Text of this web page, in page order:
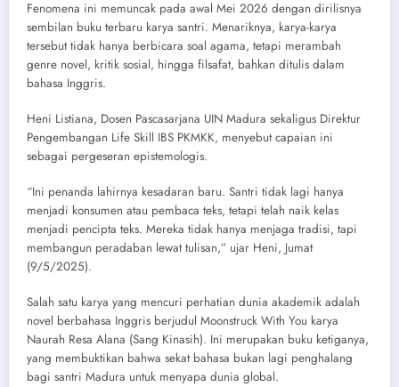
​Fenomena ini memuncak pada awal Mei 2026 dengan dirilisnya
sembilan buku terbaru karya santri. Menariknya, karya-karya
tersebut tidak hanya berbicara soal agama, tetapi merambah
genre novel, kritik sosial, hingga filsafat, bahkan ditulis dalam
bahasa Inggris.
​Heni Listiana, Dosen Pascasarjana UIN Madura sekaligus Direktur
Pengembangan Life Skill IBS PKMKK, menyebut capaian ini
sebagai pergeseran epistemologis.
​“Ini penanda lahirnya kesadaran baru. Santri tidak lagi hanya
menjadi konsumen atau pembaca teks, tetapi telah naik kelas
menjadi pencipta teks. Mereka tidak hanya menjaga tradisi, tapi
membangun peradaban lewat tulisan,” ujar Heni, Jumat
(9/5/2025).
​Salah satu karya yang mencuri perhatian dunia akademik adalah
novel berbahasa Inggris berjudul Moonstruck With You karya
Naurah Resa Alana (Sang Kinasih). Ini merupakan buku ketiganya,
yang membuktikan bahwa sekat bahasa bukan lagi penghalang
bagi santri Madura untuk menyapa dunia global.